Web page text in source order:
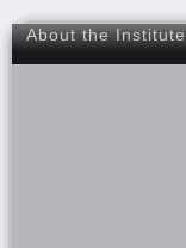
About the Institute